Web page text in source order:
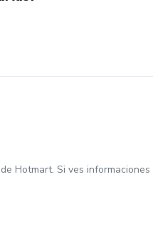
Hotmart. Si ves informaciones